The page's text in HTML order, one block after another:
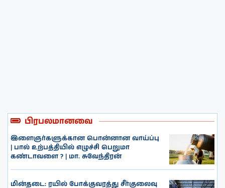
பிரபலமானவை
இளைஞர்களுக்கான பொன்னான வாய்ப்பு
| பால் உற்பத்தியில் எழுச்சி பெறுமா
கண்டாவளை ? | மா. சுவேந்திரன்
மின்தடை: ரயில் போக்குவரத்து சீர்குலைவு